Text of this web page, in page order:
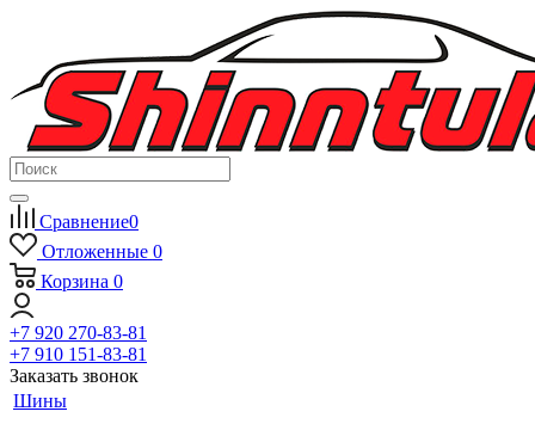
Сравнение0
Отложенные 0
Корзина 0
+7 920 270-83-81
+7 910 151-83-81
Заказать звонок
Шины